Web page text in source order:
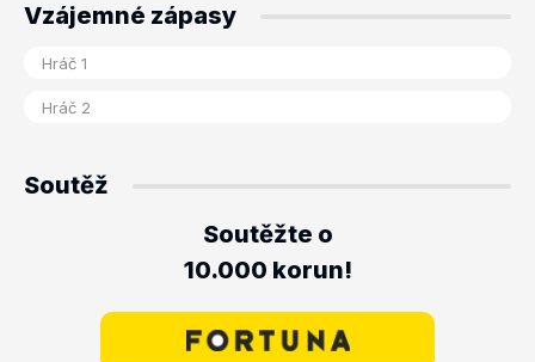
Vzájemné zápasy
Soutěž
Soutěžte o
10.000 korun!